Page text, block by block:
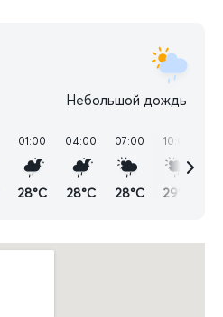
Небольшой дождь
01:00
28°C
04:00
28°C
07:00
28°C
10:00
29°C